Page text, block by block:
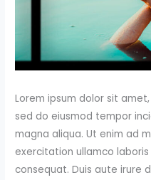
Lorem ipsum dolor sit
sed do eiusmod tempor
magna aliqua. Ut enim ad
exercitation ullamco
consequat. Duis aute irure